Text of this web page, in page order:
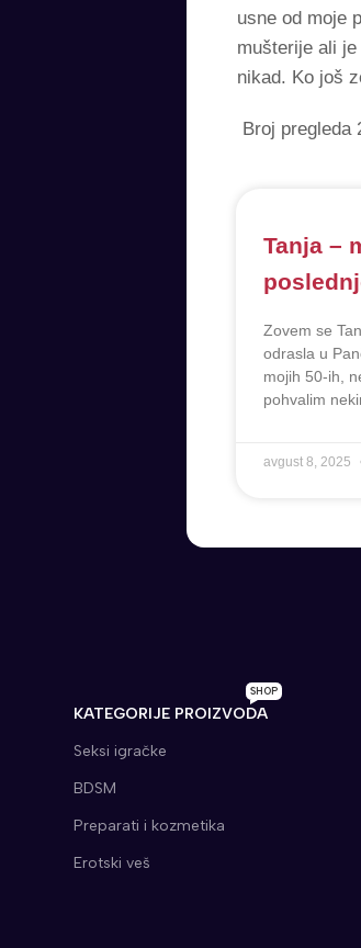
usne od moje
mušterije ali
nikad. Ko još
Broj pregleda
Tanja –
Zovem se
odrasla u
mojih 50-ih,
pohvalim
avgust 8, 2025
KATEGORIJE PROIZVODA
SHOP
Seksi igračke
BDSM
Preparati i kozmetika
Erotski veš